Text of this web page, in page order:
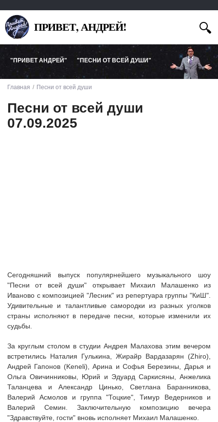
ПРИВЕТ, АНДРЕЙ!
"ПРИВЕТ АНДРЕЙ" "ПЕСНИ ОТ ВСЕЙ ДУШИ"
Главная Песни от всей души
Песни от всей души
07.09.2025
Сегодняшний выпуск популярнейшего музыкального шоу
"Песни от всей души" открывает Михаил Малашенко из
Иваново с композицией "Лесник" из репертуара группы "КиШ".
Удивительные и талантливые самородки из разных уголков
страны исполняют в передаче песни, которые изменили их
судьбы.
За круглым столом в студии Андрея Малахова этим вечером
встретились Наталия Гулькина, Жирайр Вардазарян (Zhiro),
Андрей Гапонов (Keneli), Арина и Софья Березины, Дарья и
Ольга Овичинниковы, Юрий и Эдуард Саркисяны, Анжелика
Таланцева и Александр Цинько, Светлана Баранникова,
Валерий Асмолов и группа "Тоцкие", Тимур Ведерников и
Валерий Семин. Заключительную композицию вечера
"Здравствуйте, гости" вновь исполняет Михаил Малашенко.